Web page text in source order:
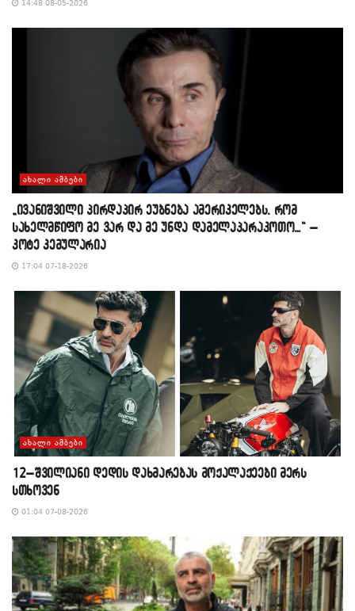
14:48 08-05-2026
ᲐᲮᲐᲚᲘ ᲐᲛᲑᲔᲑᲘ
„ივანიშვილი პირდაპირ ეუბნება ამერიკელებს, რომ
სახელმწიფო მე ვარ და მე უნდა დამელაპარაკოთო…“ –
კოტე კემულარია
17:04 07-18-2026
ᲐᲮᲐᲚᲘ ᲐᲛᲑᲔᲑᲘ
12–შვილიანი დედის დახმარებას მოქალაქეები მერს
სთხოვენ
01:04 07-08-2026